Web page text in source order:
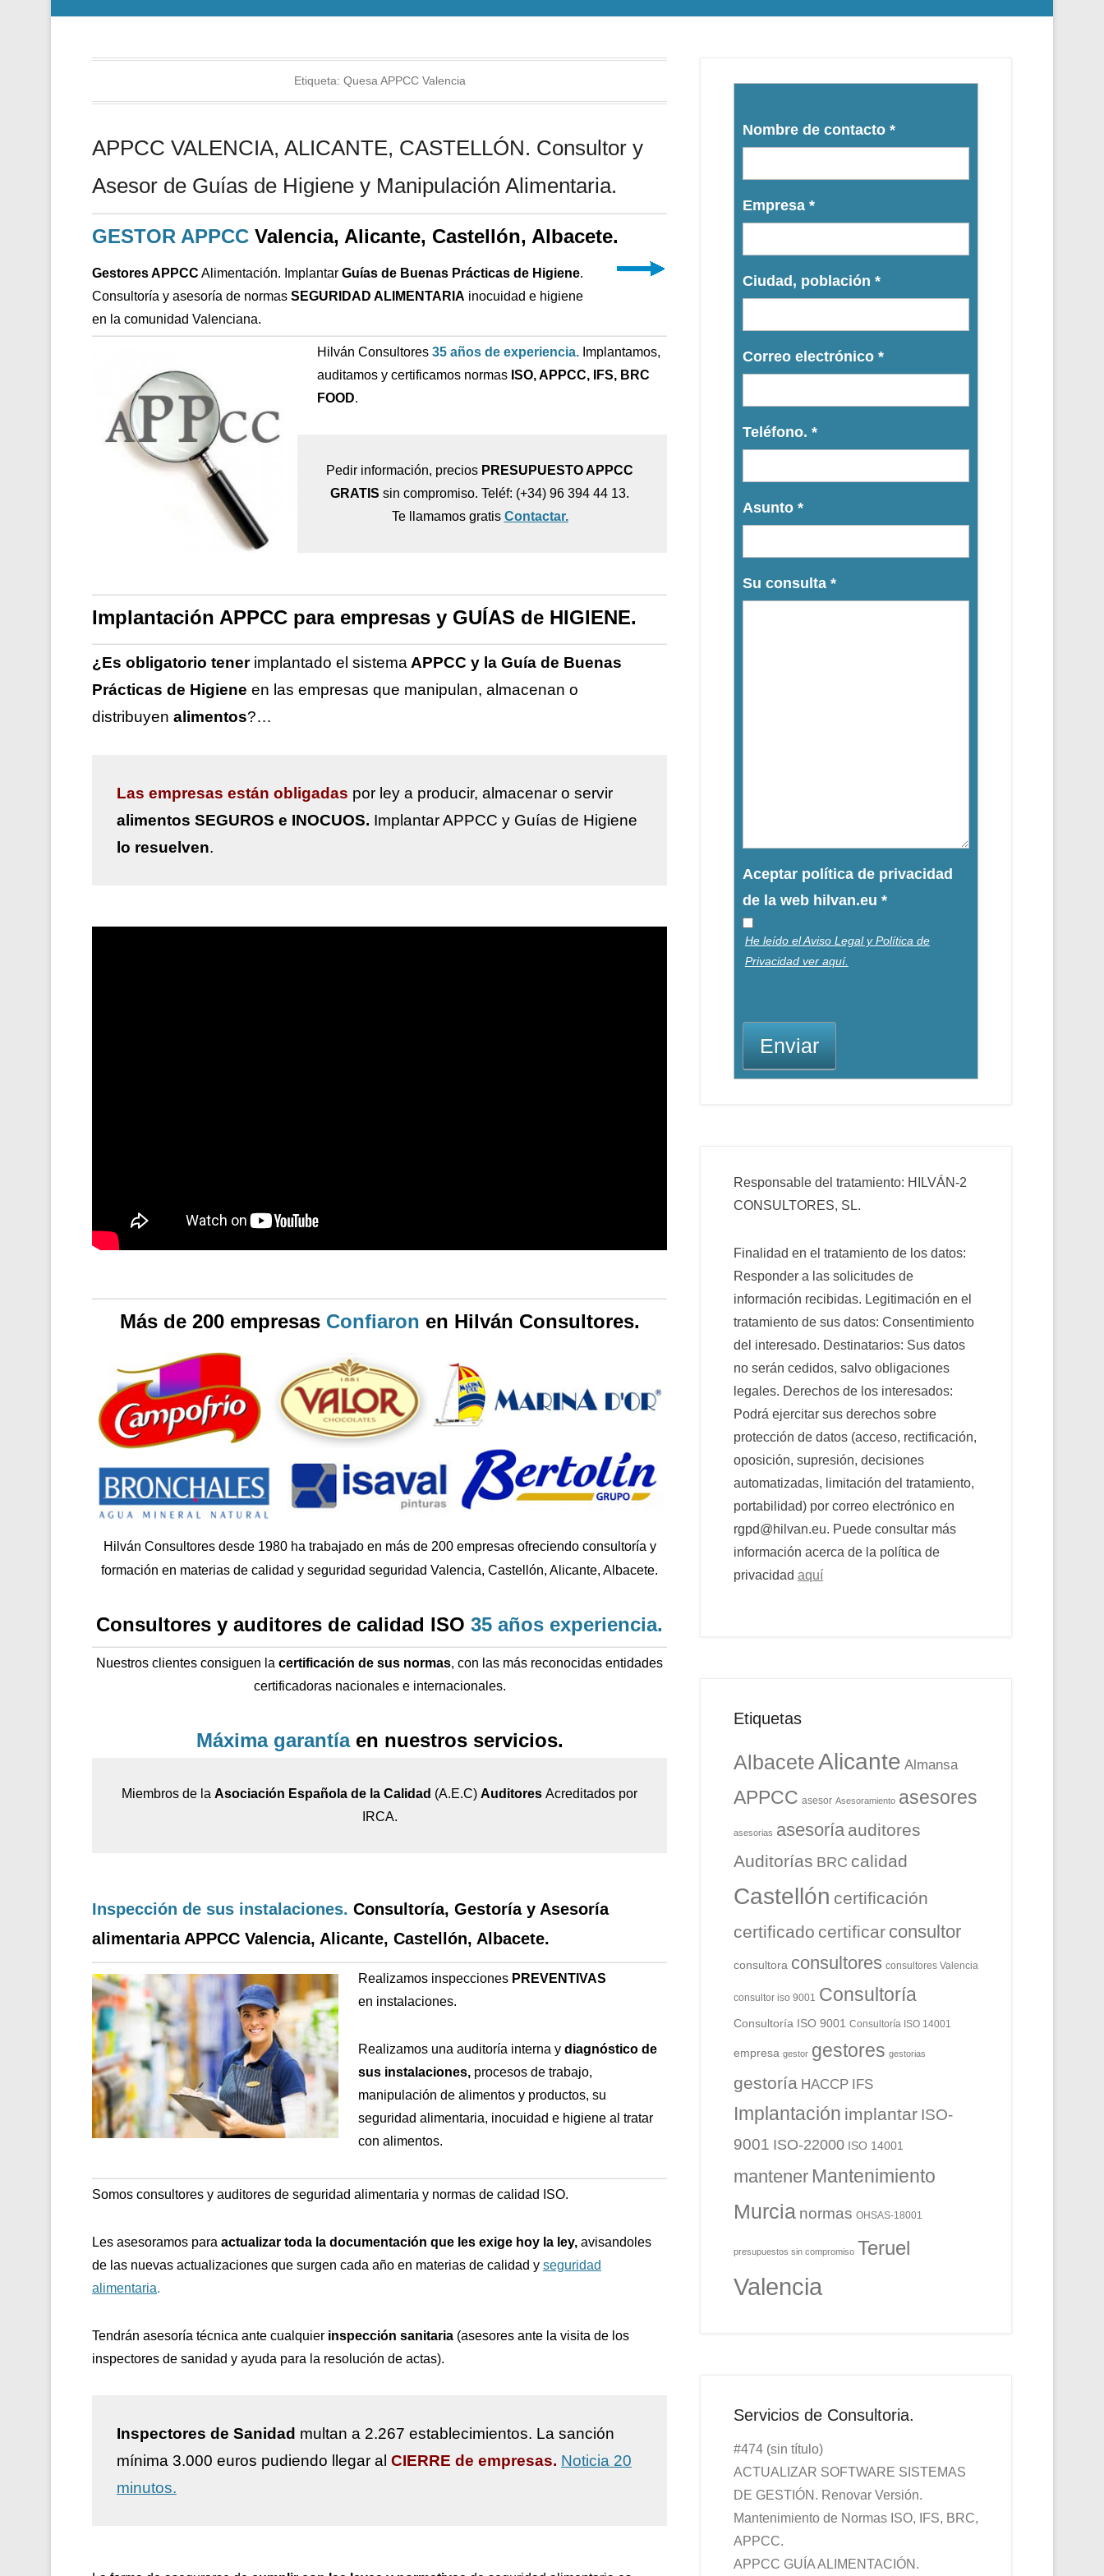
Etiqueta: Quesa APPCC Valencia
APPCC VALENCIA, ALICANTE, CASTELLÓN. Consultor y
Asesor de Guías de Higiene y Manipulación Alimentaria.
GESTOR APPCC Valencia, Alicante, Castellón, Albacete.
Gestores APPCC Alimentación. Implantar Guías de Buenas Prácticas de Higiene.
Consultoría y asesoría de normas SEGURIDAD ALIMENTARIA inocuidad e higiene
en la comunidad Valenciana.
Hilván Consultores 35 años de experiencia. Implantamos,
auditamos y certificamos normas ISO, APPCC, IFS, BRC
FOOD.
Pedir información, precios PRESUPUESTO APPCC
GRATIS sin compromiso. Teléf: (+34) 96 394 44 13.
Te llamamos gratis Contactar.
Implantación APPCC para empresas y GUÍAS de HIGIENE.
¿Es obligatorio tener implantado el sistema APPCC y la Guía de Buenas
Prácticas de Higiene en las empresas que manipulan, almacenan o
distribuyen alimentos?…
Las empresas están obligadas por ley a producir, almacenar o servir
alimentos SEGUROS e INOCUOS. ImplantarAPPCC y Guías de Higiene
lo resuelven.
Más de 200 empresas Confiaron en Hilván Consultores.
Hilván Consultores desde 1980 ha trabajado en más de 200 empresas ofreciendo consultoría y
formación en materias de calidad y seguridad seguridad Valencia, Castellón, Alicante, Albacete.
Consultores y auditores de calidad ISO 35 años experiencia.
Nuestros clientes consiguen la certificación de sus normas, con las más reconocidas entidades
certificadoras nacionales e internacionales.
Máxima garantíaen nuestros servicios.
Miembros de la Asociación Española de la Calidad (A.E.C) Auditores Acreditados por
IRCA.
Inspección de sus instalaciones. Consultoría, Gestoría y Asesoría
alimentaria APPCC Valencia, Alicante, Castellón, Albacete.
Realizamos inspecciones PREVENTIVAS
en instalaciones.
Realizamos una auditoría interna y diagnóstico de
sus instalaciones, procesos de trabajo,
manipulación de alimentos y productos, su
seguridad alimentaria, inocuidad e higiene al tratar
con alimentos.
Somos consultores y auditores de seguridad alimentaria y normas de calidad ISO.
Les asesoramos para actualizar toda la documentación que les exige hoy la ley, avisandoles
de las nuevas actualizaciones que surgen cada año en materias de calidad y seguridad
alimentaria.
Tendrán asesoría técnica ante cualquier inspección sanitaria (asesores ante la visita de los
inspectores de sanidad y ayuda para la resolución de actas).
Inspectores de Sanidad multan a 2.267 establecimientos. La sanción
mínima 3.000 euros pudiendo llegar al CIERRE de empresas. Noticia 20
minutos.
Nombre de contacto *
Empresa *
Ciudad, población *
Correo electrónico *
Teléfono. *
Asunto *
Su consulta *
Aceptar política de privacidad
de la web hilvan.eu *
He leído el Aviso Legal y Política de
Privacidad ver aquí.
Enviar
Responsable del tratamiento: HILVÁN-2
CONSULTORES, SL.
Finalidad en el tratamiento de los datos:
Responder a las solicitudes de
información recibidas. Legitimación en el
tratamiento de sus datos: Consentimiento
del interesado. Destinatarios: Sus datos
no serán cedidos, salvo obligaciones
legales. Derechos de los interesados:
Podrá ejercitar sus derechos sobre
protección de datos (acceso, rectificación,
oposición, supresión, decisiones
automatizadas, limitación del tratamiento,
portabilidad) por correo electrónico en
rgpd@hilvan.eu. Puede consultar más
información acerca de la política de
privacidad aquí
Etiquetas
AlbaceteAlicante Almansa
APPCC asesor Asesoramiento asesores
asesorias asesoría auditores
Auditorías BRC calidad
Castellón certificación
certificado certificar consultor
consultora consultores consultores Valencia
consultor iso 9001 Consultoría
Consultoría ISO 9001 Consultoría ISO 14001
empresa gestor gestores gestorias
gestoría HACCP IFS
Implantación implantar ISO-
9001 ISO-22000 ISO 14001
mantener Mantenimiento
Murcia normas OHSAS-18001
presupuestos sin compromiso Teruel
Valencia
Servicios de Consultoria.
#474 (sin título)
ACTUALIZAR SOFTWARE SISTEMAS
DE GESTIÓN. Renovar Versión.
Mantenimiento de Normas ISO, IFS, BRC,
APPCC.
APPCC GUÍA ALIMENTACIÓN.